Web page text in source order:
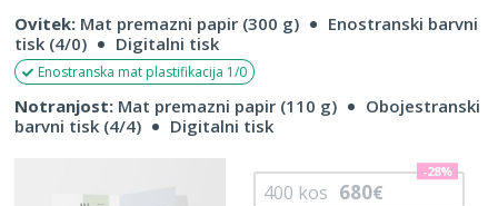
Ovitek: Mat premazni papir (300 g)
Enostranski barvni
tisk (4/0)
Digitalni tisk
Enostranska mat plastifikacija 1/0
Notranjost: Mat premazni papir (110 g)
Obojestranski
barvni tisk (4/4)
Digitalni tisk
400 kos 680€
-28%